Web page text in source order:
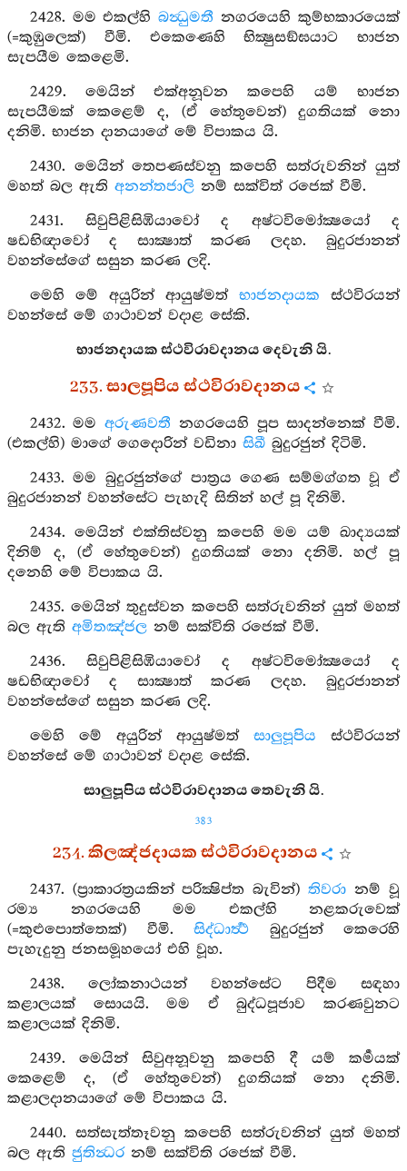
2428. මම එකල්හිබන්‍ධුමතී නගරයෙහි කුම්භකාරයෙක්
(=කුඹුලෙක්) වීමි. එකෙණෙහි භික්‍ෂුසඞ්ඝයාට භාජන
සැපයීම කෙළෙමි.
2429. මෙයින් එක්අනූවන කපෙහි යම් භාජන
සැපයීමක් කෙළෙම් ද, (ඒ හේතුවෙන්) දුගතියක් නො
දනිමි. භාජන දානයාගේ මේ විපාකය යි.
2430. මෙයින් තෙපණස්වනු කපෙහි සත්රුවනින් යුත්
මහත් බල ඇති අනන්තජාලි නම් සක්විත් රජෙක් වීමි.
2431. සිවුපිළිසිඹියාවෝ ද අෂ්ටවිමෝක්‍ෂයෝ ද
ෂඩභිඥාවෝ ද සාක්‍ෂාත් කරණ ලදහ. බුදුරජානන්
වහන්සේගේ සසුන කරණ ලදි.
මෙහි මේ අයුරින් ආයුෂ්මත් භාජනදායක ස්ථවිරයන්
වහන්සේ මේ ගාථාවන් වදාළ සේකි.
භාජනදායක ස්ථවිරාවදානය දෙවැනි යි.
233. සාලපූපිය ස්ථවිරාවදානය
2432. මමඅරුණවතී නගරයෙහි පූප සාදන්නෙක් වීමි.
(එකල්හි) මාගේ ගෙදොරින් වඩිනා සිඛී බුදුරජුන් දිටිමි.
2433. මම බුදුරජුන්ගේ පාත්‍රය ගෙණ සම්මග්ගත වූ ඒ
බුදුරජානන් වහන්සේට පැහැදි සිතින් හල් පූ දිනිමි.
2434. මෙයින් එක්තිස්වනු කපෙහි මම යම් ඛාද්‍යයක්
දිනිම් ද, (ඒ හේතුවෙන්) දුගතියක් නො දනිමි. හල් පූ
දනෙහි මේ විපාකය යි.
2435. මෙයින් තුදුස්වන කපෙහි සත්රුවනින් යුත් මහත්
බල ඇති අමිතඤ්ජල නම් සක්විති රජෙක් වීමි.
2436. සිවුපිළිසිඹියාවෝ ද අෂ්ටවිමෝක්‍ෂයෝ ද
ෂඩභිඥාවෝ ද සාක්‍ෂාත් කරණ ලදහ. බුදුරජානන්
වහන්සේගේ සසුන කරණ ලදි.
මෙහි මේ අයුරින් ආයුෂ්මත් සාලුපූපිය ස්ථවිරයන්
වහන්සේ මේ ගාථාවන් වදාළ සේකි.
සාලුපූපිය ස්ථවිරාවදානය තෙවැනි යි.
383
234. කිලඤ්ජදායක ස්ථවිරාවදානය
2437. (ප්‍රාකාරත්‍රයකින් පරික්‍ෂිප්ත බැවින්)තිවරා නම් වූ
රම්‍ය නගරයෙහි මම එකල්හි නළකරුවෙක්
(=කුළුපොත්තෙක්) වීමි. සිද්ධාර්‍ත්‍ථ බුදුරජුන් කෙරෙහි
පැහැදුනු ජනසමූහයෝ එහි වූහ.
2438. ලෝකනාථයන් වහන්සේට පිදීම සඳහා
කළාලයක් සොයයි. මම ඒ බුද්ධපූජාව කරණවුනට
කළාලයක් දිනිමි.
2439. මෙයින් සිවුඅනූවනු කපෙහි දී යම් කර්‍මයක්
කෙළෙම් ද, (ඒ හේතුවෙන්) දුගතියක් නො දනිමි.
කළාලදානයාගේ මේ විපාකය යි.
2440. සත්සැත්තෑවනු කපෙහි සත්රුවනින් යුත් මහත්
බල ඇති ජුතින්‍ධරනම් සක්විති රජෙක් වීමි.